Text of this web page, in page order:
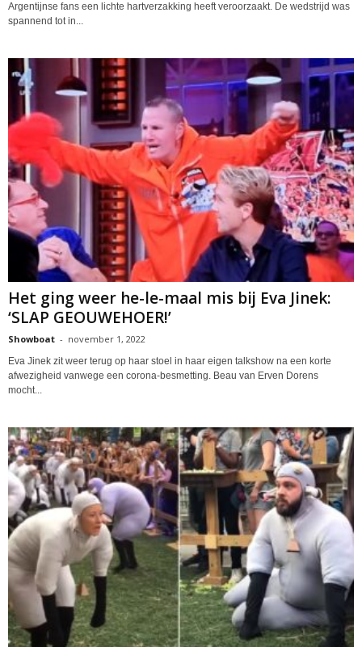
Argentijnse fans een lichte hartverzakking heeft veroorzaakt. De wedstrijd was
spannend tot in...
Het ging weer he-le-maal mis bij Eva Jinek:
‘SLAP GEOUWEHOER!’
Showboat - november 1, 2022
Eva Jinek zit weer terug op haar stoel in haar eigen talkshow na een korte
afwezigheid vanwege een corona-besmetting. Beau van Erven Dorens
mocht...